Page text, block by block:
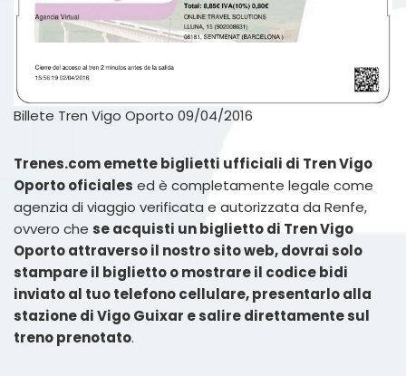
Billete Tren Vigo Oporto 09/04/2016
Trenes.com emette biglietti ufficiali di Tren Vigo
Oporto oficiales ed è completamente legale come
agenzia di viaggio verificata e autorizzata da Renfe,
ovvero che se acquisti un biglietto di Tren Vigo
Oporto attraverso il nostro sito web, dovrai solo
stampare il biglietto o mostrare il codice bidi
inviato al tuo telefono cellulare, presentarlo alla
stazione di Vigo Guixar e salire direttamente sul
treno prenotato.